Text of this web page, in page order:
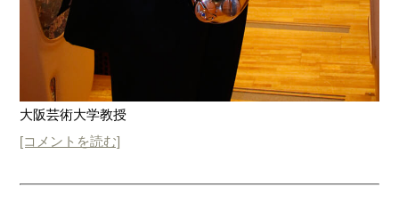
大阪芸術大学教授
[コメントを読む]